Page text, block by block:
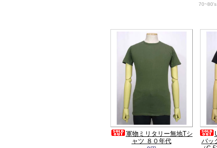
軍物ミリタリー無地Tシ
ャツ ８０年代
バッ